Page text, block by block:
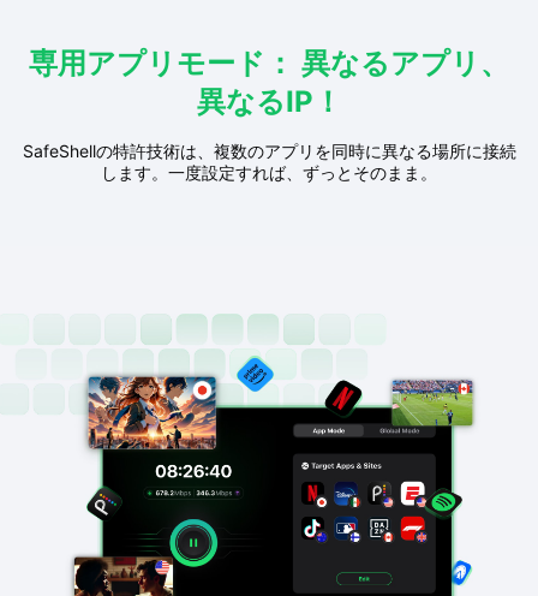
専用アプリモード： 異なるアプリ、
異なるIP！
SafeShellの特許技術は、複数のアプリを同時に異なる場所に接続
します。一度設定すれば、ずっとそのまま。